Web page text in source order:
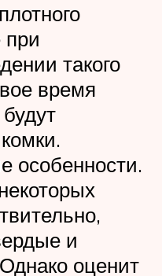
такого
время
особенности.
и
оценит